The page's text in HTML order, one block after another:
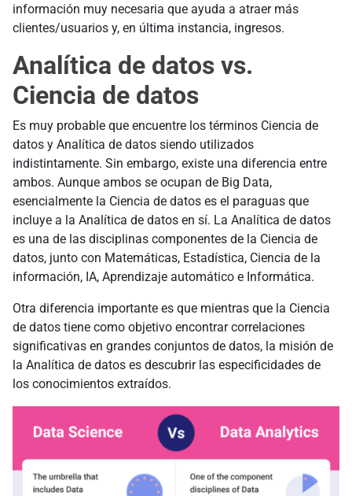
información muy necesaria que ayuda a atraer más
clientes/usuarios y, en última instancia, ingresos.
Analítica de datos vs.
Ciencia de datos
Es muy probable que encuentre los términos Ciencia de
datos y Analítica de datos siendo utilizados
indistintamente. Sin embargo, existe una diferencia entre
ambos. Aunque ambos se ocupan de Big Data,
esencialmente la Ciencia de datos es el paraguas que
incluye a la Analítica de datos en sí. La Analítica de datos
es una de las disciplinas componentes de la Ciencia de
datos, junto con Matemáticas, Estadística, Ciencia de la
información, IA, Aprendizaje automático e Informática.
Otra diferencia importante es que mientras que la Ciencia
de datos tiene como objetivo encontrar correlaciones
significativas en grandes conjuntos de datos, la misión de
la Analítica de datos es descubrir las especificidades de
los conocimientos extraídos.